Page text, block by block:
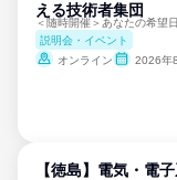
える技術者集団
＜随時開催＞あなたの希望
説明会・イベント
オンライン
2026年
【徳島】電気・電